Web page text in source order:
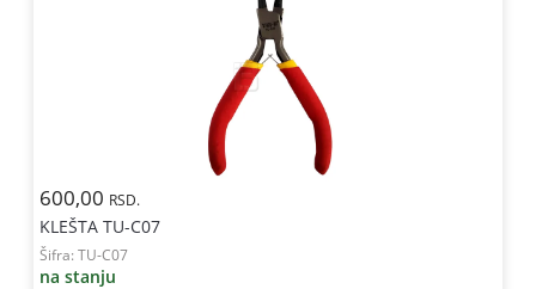
600,00 RSD.
KLEŠTA TU-C07
Šifra: TU-C07
na stanju